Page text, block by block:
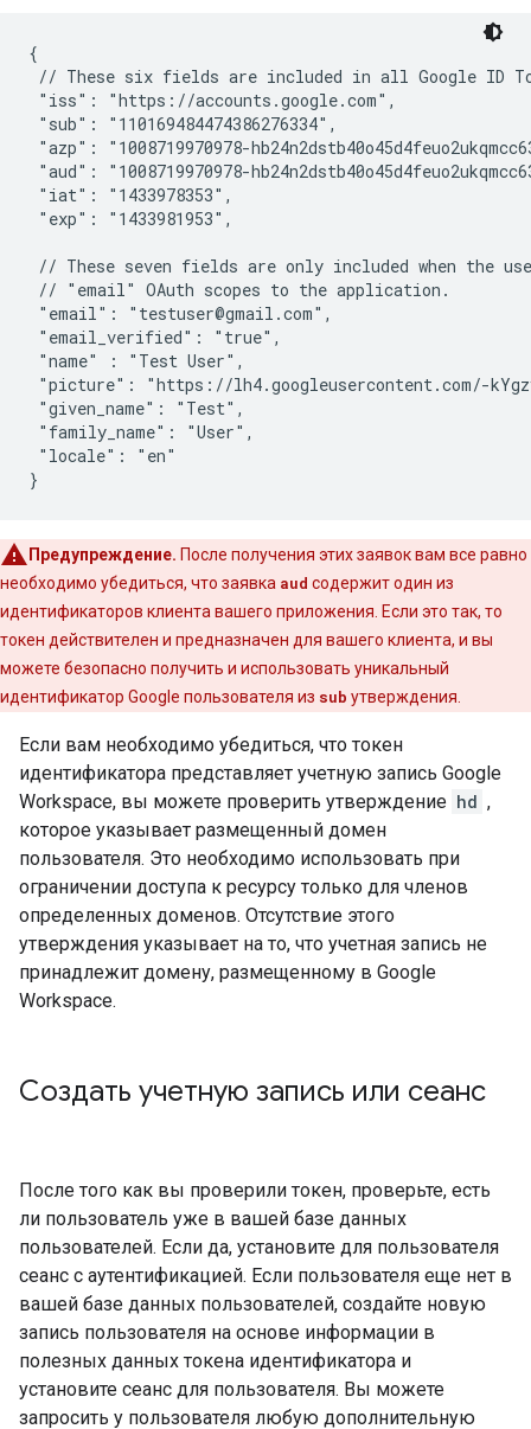
{
// These six fields are included in all Google ID
"iss": "https://accounts.google.com",
"sub": "110169484474386276334",
"azp": "1008719970978-
"aud": "1008719970978-
"iat": "1433978353",
"exp": "1433981953",
// These seven fields are only included when the
// "email" OAuth scopes to the application.
"email": "testuser@gmail.com",
"email_verified": "true",
"name" : "Test User",
"picture": "https://lh4.googleusercontent.com/-
"given_name": "Test",
"family_name": "User",
"locale": "en"
}
Предупреждение. После получения этих заявок вам все равно
необходимо убедиться, что заявка aud содержит один из
идентификаторов клиента вашего приложения. Если это так, то
токен действителен и предназначен для вашего клиента, и вы
можете безопасно получить и использовать уникальный
идентификатор Google пользователя из sub утверждения.
Если вам необходимо убедиться, что токен
идентификатора представляет учетную запись Google
Workspace, вы можете проверить утверждение hd ,
которое указывает размещенный домен
пользователя. Это необходимо использовать при
ограничении доступа к ресурсу только для членов
определенных доменов. Отсутствие этого
утверждения указывает на то, что учетная запись не
принадлежит домену, размещенному в Google
Workspace.
Создать учетную запись или сеанс
После того как вы проверили токен, проверьте, есть
ли пользователь уже в вашей базе данных
пользователей. Если да, установите для пользователя
сеанс с аутентификацией. Если пользователя еще нет в
вашей базе данных пользователей, создайте новую
запись пользователя на основе информации в
полезных данных токена идентификатора и
установите сеанс для пользователя. Вы можете
запросить у пользователя любую дополнительную